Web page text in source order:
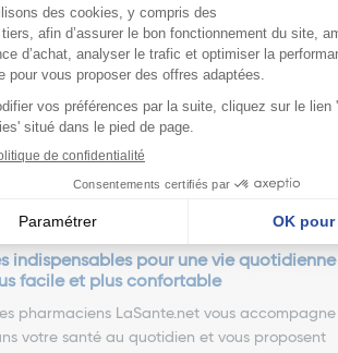
indispensables pour une vie quotidienne
facile et plus confortable
pharmaciens LaSante.net vous accompagne
votre santé au quotidien et vous proposent